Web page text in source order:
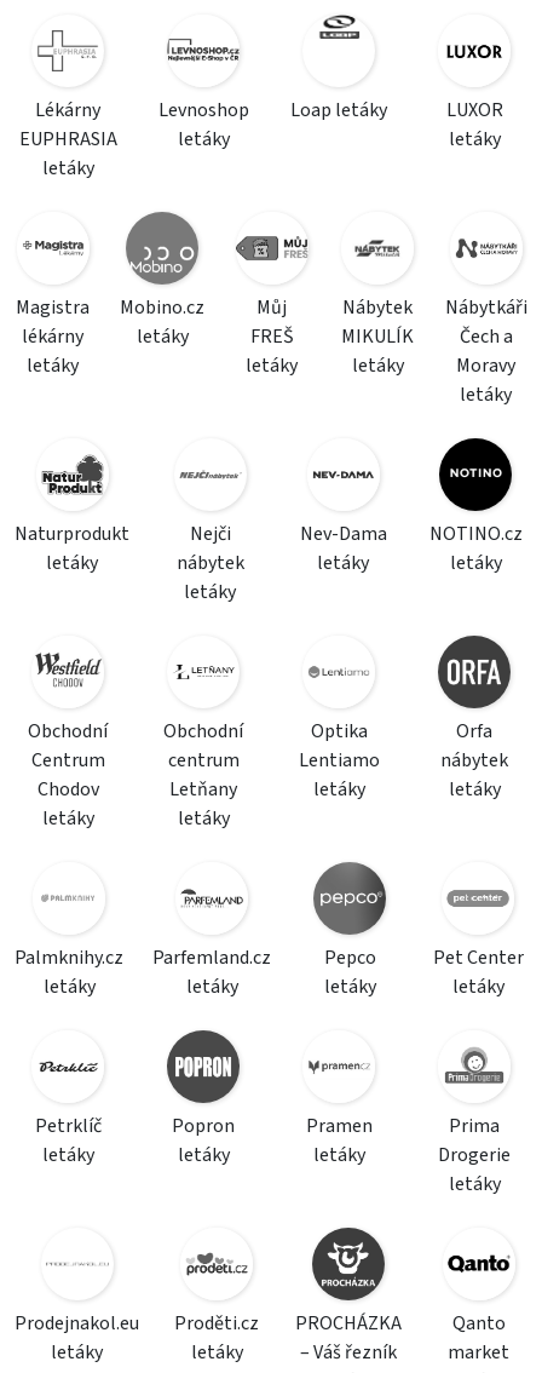
Lékárny
EUPHRASIA
letáky
Levnoshop
letáky
Loap letáky
LUXOR
letáky
Magistra
lékárny
letáky
Mobino.cz
letáky
Můj
FREŠ
letáky
Nábytek
MIKULÍK
letáky
Nábytkáři
Čech a
Moravy
letáky
Naturprodukt
letáky
Nejči
nábytek
letáky
Nev-Dama
letáky
NOTINO.cz
letáky
Obchodní
Centrum
Chodov
letáky
Obchodní
centrum
Letňany
letáky
Optika
Lentiamo
letáky
Orfa
nábytek
letáky
Palmknihy.cz
letáky
Parfemland.cz
letáky
Pepco
letáky
Pet Center
letáky
Petrklíč
letáky
Popron
letáky
Pramen
letáky
Prima
Drogerie
letáky
Prodejnakol.eu
letáky
Proděti.cz
letáky
PROCHÁZKA
– Váš řezník
Qanto
market